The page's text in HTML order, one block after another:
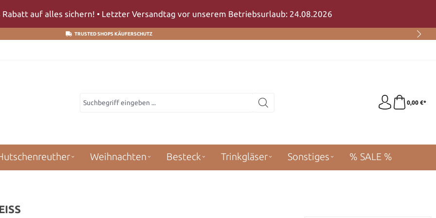
auf alles sichern! • Letzter Versandtag vor unserem Betriebsurlaub: 24.08.2026
TRUSTED SHOPS KÄUFERSCHUTZ
0,00 €*
Weihnachten Besteck Trinkgläser Sonstiges % SALE %